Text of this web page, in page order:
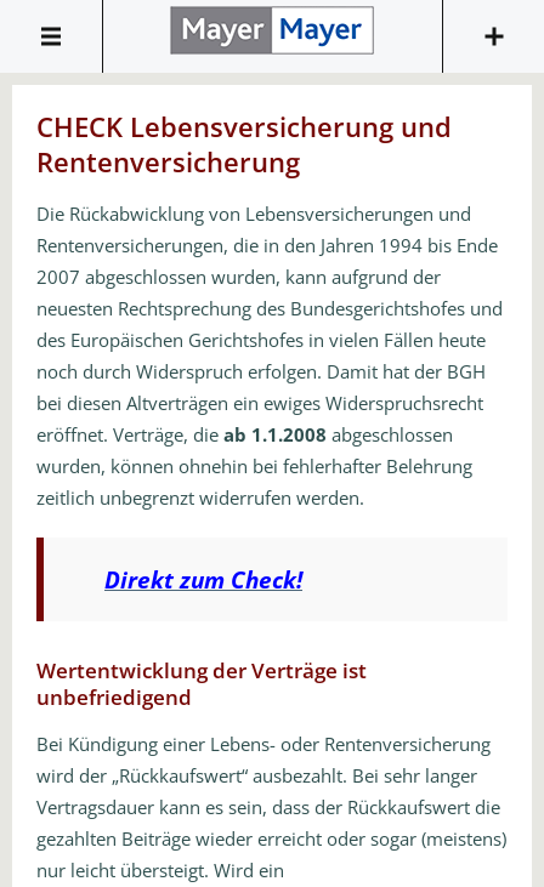
CHECK Lebensversicherung und
Rentenversicherung
Die Rückabwicklung von Lebensversicherungen und
Rentenversicherungen, die in den Jahren 1994 bis Ende
2007 abgeschlossen wurden, kann aufgrund der
neuesten Rechtsprechung des Bundesgerichtshofes und
des Europäischen Gerichtshofes in vielen Fällen heute
noch durch Widerspruch erfolgen. Damit hat der BGH
bei diesen Altverträgen ein ewiges Widerspruchsrecht
eröffnet. Verträge, die ab 1.1.2008 abgeschlossen
wurden, können ohnehin bei fehlerhafter Belehrung
zeitlich unbegrenzt widerrufen werden.
Direkt zum Check!
Wertentwicklung der Verträge ist
unbefriedigend
Bei Kündigung einer Lebens- oder Rentenversicherung
wird der „Rückkaufswert“ ausbezahlt. Bei sehr langer
Vertragsdauer kann es sein, dass der Rückkaufswert die
gezahlten Beiträge wieder erreicht oder sogar (meistens)
nur leicht übersteigt. Wird ein